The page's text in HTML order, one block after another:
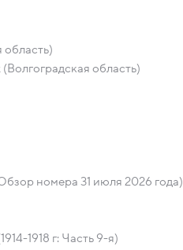
область)
область)
номера 31 июля 2026 года)
1918 г: Часть 9-я)